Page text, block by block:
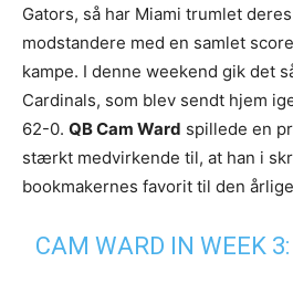
Gators, så har Miami trumlet
modstandere med en samlet
kampe. I denne weekend gik det
Cardinals, som blev sendt hjem
62-0. QB Cam Ward spillede en
stærkt medvirkende til, at han i
bookmakernes favorit til den
CAM WARD IN WEEK 3: